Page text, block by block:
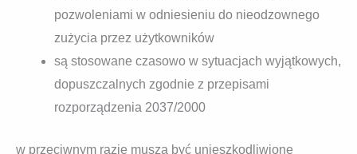
pozwoleniami w odniesieniu do nieodzownego
zużycia przez użytkowników
są stosowane czasowo w sytuacjach wyjątkowych,
dopuszczalnych zgodnie z przepisami
rozporządzenia 2037/2000
w przeciwnym razie muszą być unieszkodliwione